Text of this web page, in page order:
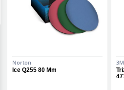
Norton
Ice Q255 80 Mm
3M